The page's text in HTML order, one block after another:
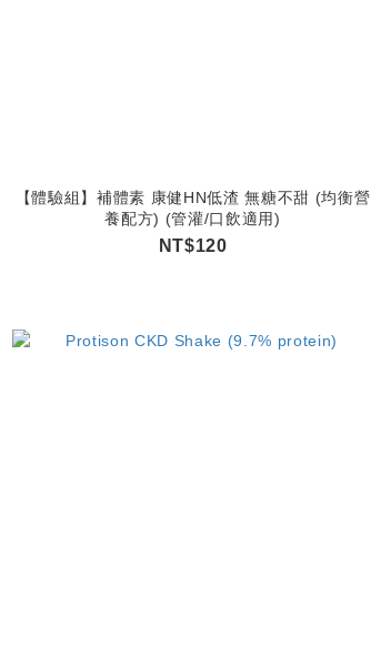
【體驗組】補體素 康健HN低渣 無糖不甜 (均衡營
養配方) (管灌/口飲適用)
NT$120